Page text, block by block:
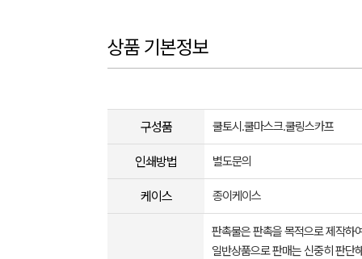
상품 기본정보
구성품 쿨토시.쿨마스크.쿨링스카프
인쇄방법 별도문의
케이스 종이케이스
판촉물은 판촉을 목적으로 제작하
일반상품으로 판매는 신중히 판단